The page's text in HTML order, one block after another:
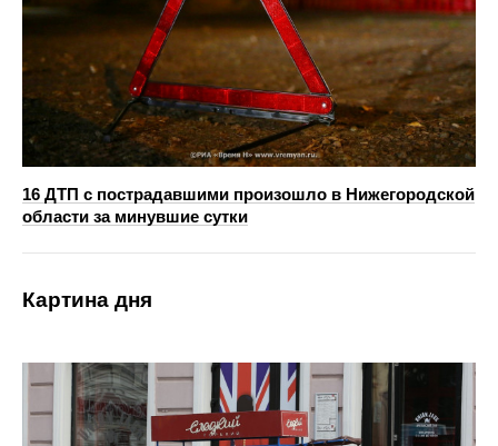
16 ДТП с пострадавшими произошло в Нижегородской
области за минувшие сутки
Картина дня